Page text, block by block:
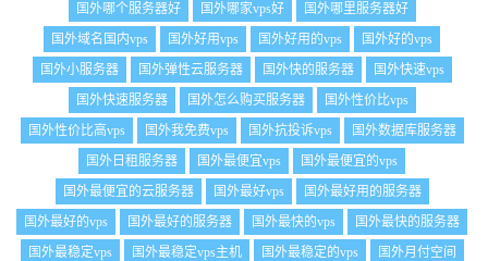
国外哪个服务器好
国外哪家vps好
国外哪里服务器好
国外域名国内vps
国外好用vps 国外好用的vps
国外好的vps
国外小服务器
国外弹性云服务器 国外快的服务器
国外快速vps
国外快速服务器
国外怎么购买服务器
国外性价比vps
国外性价比高vps
国外我免费vps 国外抗投诉vps
国外数据库服务器
国外日租服务器
国外最便宜vps
国外最便宜的vps
国外最便宜的云服务器
国外最好vps
国外最好用的服务器
国外最好的vps
国外最好的服务器 国外最快的vps
国外最快的服务器
国外最稳定vps
国外最稳定vps主机 国外最稳定的vps
国外月付空间